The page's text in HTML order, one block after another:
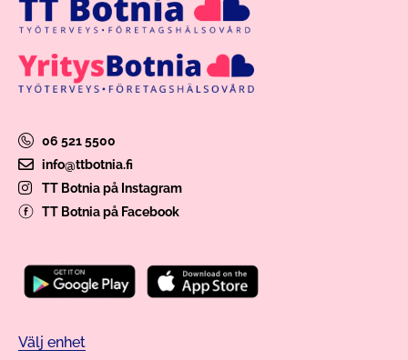
06 521 5500
info@ttbotnia.fi
TT Botnia på Instagram
TT Botnia på Facebook
Välj enhet